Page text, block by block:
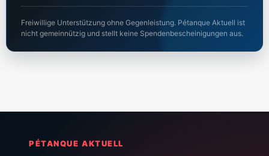
Freiwillige Unterstützung ohne Gegenleistung. Pétanque Aktuell ist
nicht gemeinnützig und stellt keine Spendenbescheinigungen aus.
PÉTANQUE AKTUELL